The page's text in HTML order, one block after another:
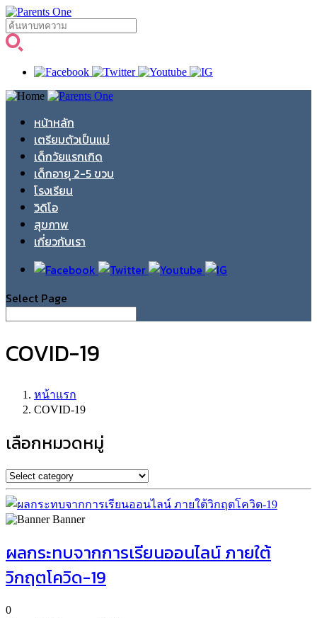
หน้าหลัก
เตรียมตัวเป็นแม่
เด็กวัยแรกเกิด
เด็กอายุ 2-5 ขวบ
โรงเรียน
วิดิโอ
สุขภาพ
เกี่ยวกับเรา
Select Page
COVID-19
หน้าแรก
COVID-19
เลือกหมวดหมู่
Banner
ผลกระทบจากการเรียนออนไลน์ ภายใต้
วิกฤตโควิด-19
0